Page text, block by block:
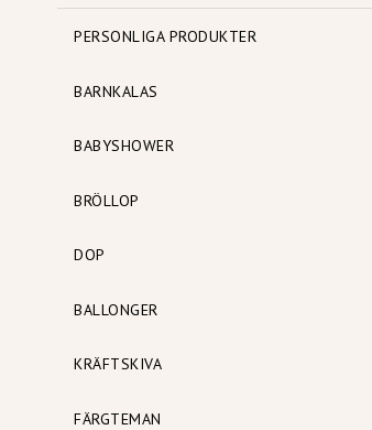
PERSONLIGA PRODUKTER
BARNKALAS
BABYSHOWER
BRÖLLOP
DOP
BALLONGER
KRÄFTSKIVA
FÄRGTEMAN